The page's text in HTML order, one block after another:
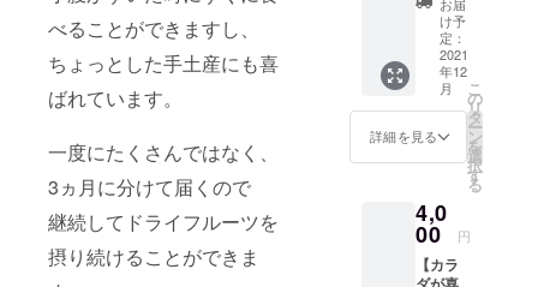
べることができますし、
ちょっとした手土産にも喜
ばれています。
一度にたくさんではなく、
3ヵ月に分けて届くので
継続してドライフルーツを
摂り続けることができま
（60g）
をお届
けいた
しま
す。 ・
お届け
予定12
お届け
後、約
10ヶ月
●セット
込み ハ
イビス
カスや
ローズ
ヒップ
がたっ
ぷり
入った
美容に
ハーブ
ティ ・
お届け
予定12
け予
定：
2021
年12
月
詳細を見る
こ
の
リ
タ
ー
ン
を
選
択
す
る
4,0
00 円
【カラ